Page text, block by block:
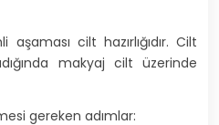
cilt hazırlığıdır. Cilt
makyaj cilt üzerinde
gereken adımlar: